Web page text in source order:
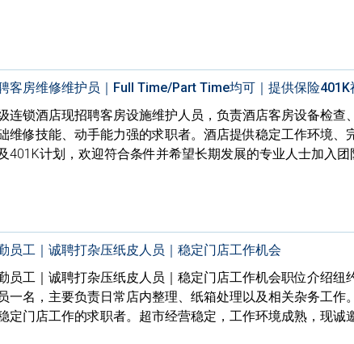
客房维修维护员｜Full Time/Part Time均可｜提供保险401K
连锁酒店现招聘客房设施维护人员，负责酒店客房设备检查
维修技能、动手能力强的求职者。酒店提供稳定工作环境、
401K计划，欢迎符合条件并希望长期发展的专业人士加入团
员工｜诚聘打杂压纸皮人员｜稳定门店工作机会
员工｜诚聘打杂压纸皮人员｜稳定门店工作机会职位介绍纽
一名，主要负责日常店内整理、纸箱处理以及相关杂务工作
定门店工作的求职者。超市经营稳定，工作环境成熟，现诚